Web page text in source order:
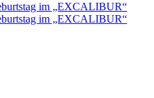
im „EXCALIBUR“
im „EXCALIBUR“